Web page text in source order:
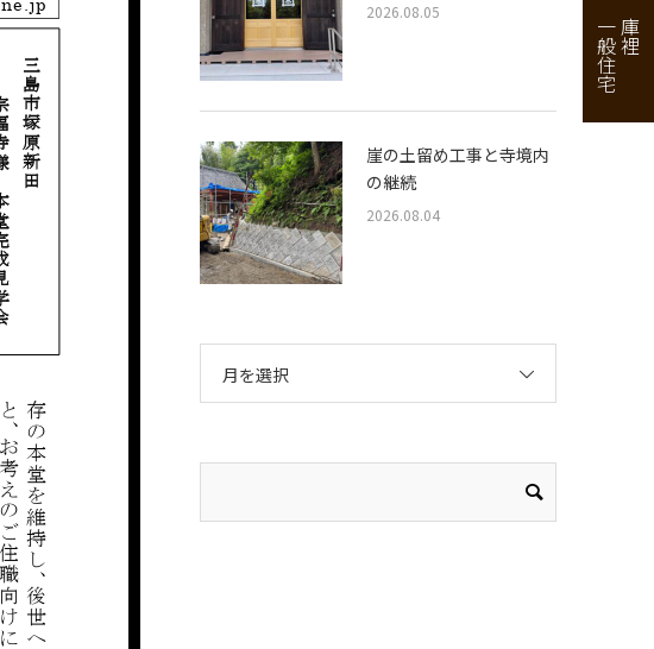
2026.08.05
崖の土留め工事と寺境内
の継続
2026.08.04
月を選択
庫裡
一般住宅